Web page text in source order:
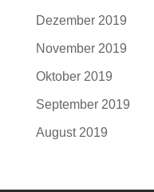
Dezember 2019
November 2019
Oktober 2019
September 2019
August 2019